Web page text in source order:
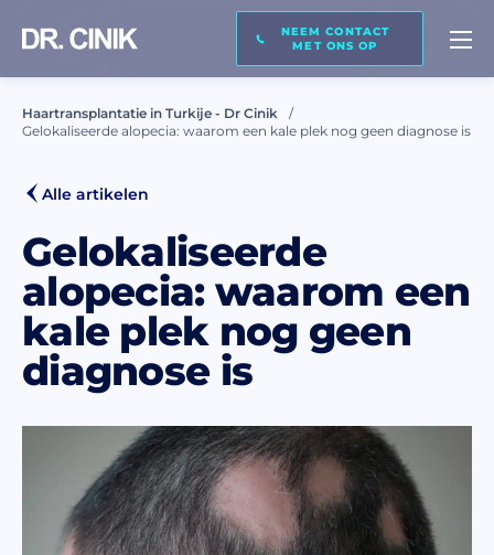
NEEM CONTACT
MET ONS OP
BEL MIJ TERUG
Achternaam *
E-mail *
Ik heb de privacy policy gelezen en ga akkoord.
Haartransplantatie in Turkije - Dr Cinik
Gelokaliseerde alopecia: waarom een kale plek nog geen diagnose is
Alle artikelen
Gelokaliseerde
alopecia: waarom een
kale plek nog geen
diagnose is